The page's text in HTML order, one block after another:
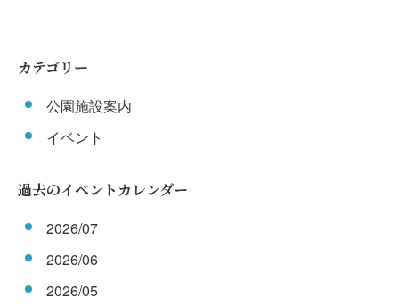
カテゴリー
公園施設案内
イベント
過去のイベントカレンダー
2026/07
2026/06
2026/05